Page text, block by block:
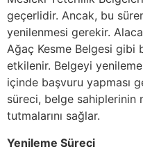
geçerlidir. Ancak, bu
yenilenmesi gerekir.
Ağaç Kesme Belgesi gibi
etkilenir. Belgeyi
içinde başvuru yapması
süreci, belge sahiplerinin
tutmalarını sağlar.
Yenileme Süreci